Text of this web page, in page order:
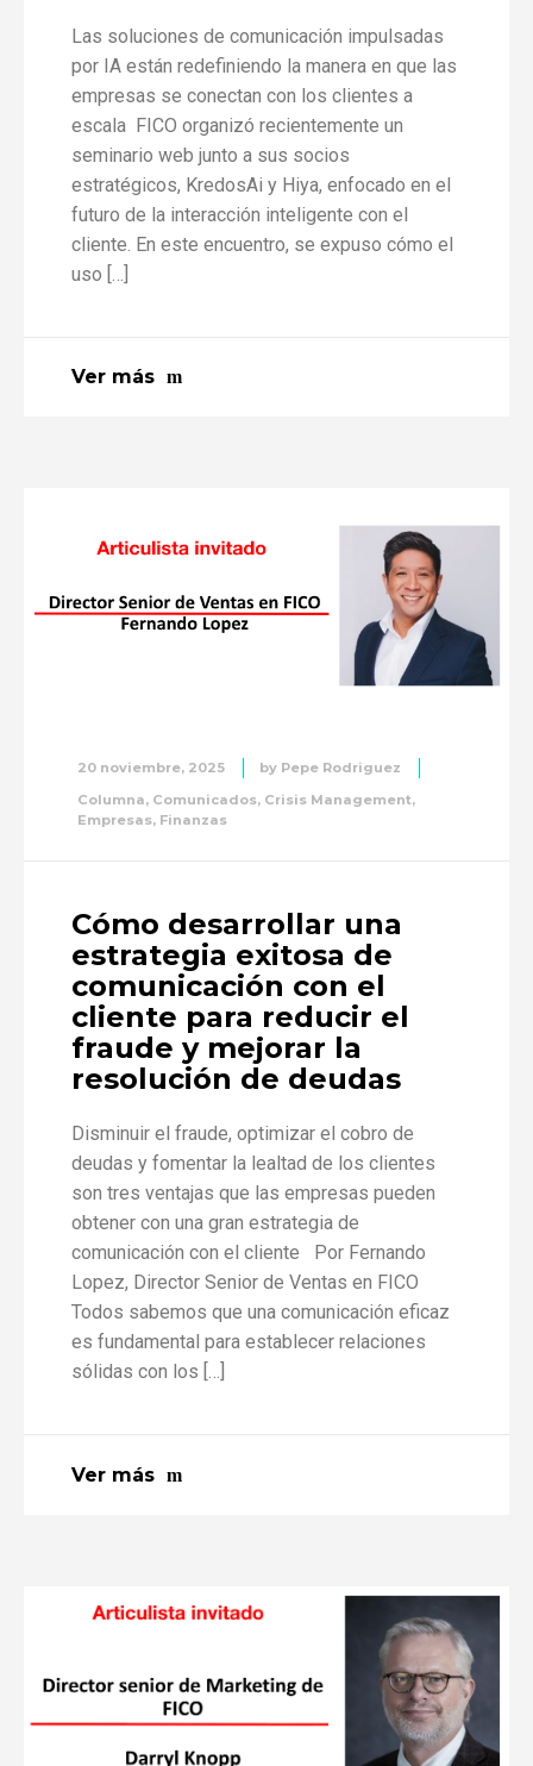
Las soluciones de comunicación impulsadas
por IA están redefiniendo la manera en que las
empresas se conectan con los clientes a
escala FICO organizó recientemente un
seminario web junto a sus socios
estratégicos, KredosAi y Hiya, enfocado en el
futuro de la interacción inteligente con el
cliente. En este encuentro, se expuso cómo el
uso […]
Ver más
20 noviembre, 2025 by Pepe Rodriguez
Columna, Comunicados, Crisis Management,
Empresas, Finanzas
Cómo desarrollar una
estrategia exitosa de
comunicación con el
cliente para reducir el
fraude y mejorar la
resolución de deudas
Disminuir el fraude, optimizar el cobro de
deudas y fomentar la lealtad de los clientes
son tres ventajas que las empresas pueden
obtener con una gran estrategia de
comunicación con el cliente Por Fernando
Lopez, Director Senior de Ventas en FICO
Todos sabemos que una comunicación eficaz
es fundamental para establecer relaciones
sólidas con los […]
Ver más